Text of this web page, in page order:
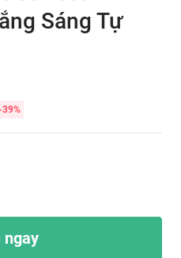
Sáng Tự
39%
ngay